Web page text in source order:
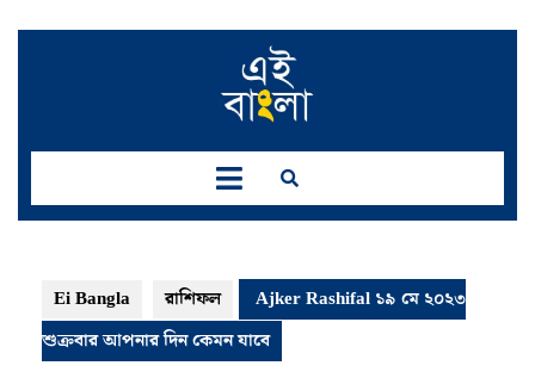
Open
Button
Ei Bangla রাশিফল
Ajker Rashifal ১৯ মে ২০২৩
শুক্রবার আপনার দিন কেমন যাবে